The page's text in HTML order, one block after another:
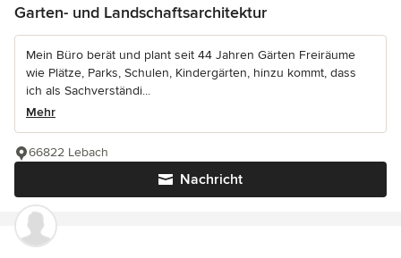
Garten- und Landschaftsarchitektur
Mein Büro berät und plant seit 44 Jahren Gärten Freiräume
wie Plätze, Parks, Schulen, Kindergärten, hinzu kommt, dass
ich als Sachverständi...
Mehr
Nachricht
66822 Lebach